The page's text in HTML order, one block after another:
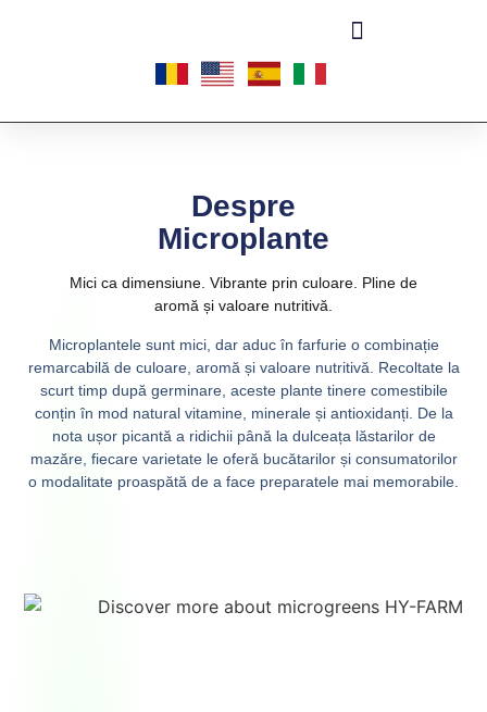
Despre
Microplante
Mici ca dimensiune. Vibrante prin culoare. Pline de
aromă și valoare nutritivă.
Microplantele sunt mici, dar aduc în farfurie o combinație
remarcabilă de culoare, aromă și valoare nutritivă. Recoltate la
scurt timp după germinare, aceste plante tinere comestibile
conțin în mod natural vitamine, minerale și antioxidanți. De la
nota ușor picantă a ridichii până la dulceața lăstarilor de
mazăre, fiecare varietate le oferă bucătarilor și consumatorilor
o modalitate proaspătă de a face preparatele mai memorabile.